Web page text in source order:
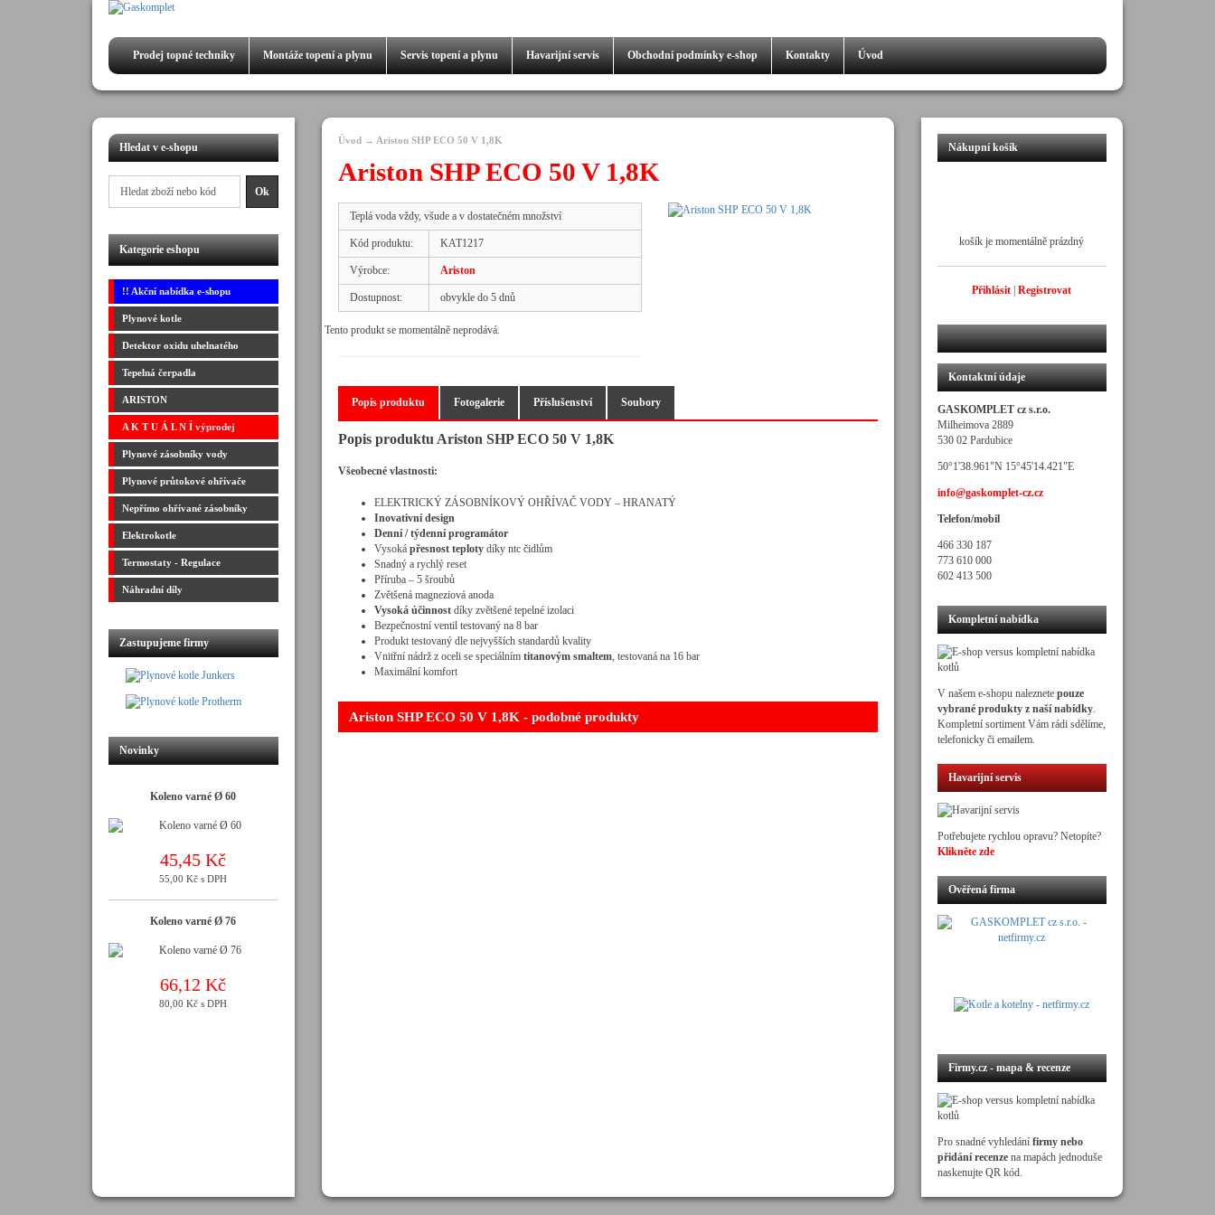
košík je momentálně prázdný
Přihlásit |Registrovat
Prodej topné techniky Montáže topení a plynu Servis topení a plynu Havarijní servis Obchodní podmínky e-shop Kontakty Úvod
Hledat v e-shopu
Kategorie eshopu
!! Akční nabídka e-shopu
Plynové kotle
Detektor oxidu uhelnatého
Tepelná čerpadla
ARISTON
A K T U Á L N Í výprodej
Plynové zásobníky vody
Plynové průtokové ohřívače
Nepřímo ohřívané zásobníky
Elektrokotle
Termostaty - Regulace
Náhradní díly
Zastupujeme firmy
Novinky
Koleno varné Ø 60
45,45 Kč
55,00 Kč s DPH
Koleno varné Ø 76
66,12 Kč
80,00 Kč s DPH
Úvod→ Ariston SHP ECO 50 V 1,8K
Ariston SHP ECO 50 V 1,8K
Teplá voda vždy, všude a v dostatečném množství
Kód produktu: KAT1217
Výrobce: Ariston
Dostupnost: obvykle do 5 dnů
Tento produkt se momentálně neprodává.
Popis produktu Fotogalerie Příslušenství Soubory
Popis produktu Ariston SHP ECO 50 V 1,8K
Všeobecné vlastnosti:
ELEKTRICKÝ ZÁSOBNÍKOVÝ OHŘÍVAČ VODY – HRANATÝ
Inovativní design
Denní / týdenní programátor
Vysoká přesnost teplotydíky ntc čidlům
Snadný a rychlý reset
Příruba – 5 šroubů
Zvětšená magneziová anoda
Vysoká účinnostdíky zvětšené tepelné izolaci
Bezpečnostní ventil testovaný na 8 bar
Produkt testovaný dle nejvyšších standardů kvality
Vnitřní nádrž z oceli se speciálním titanovým smaltem, testovaná na 16 bar
Maximální komfort
Ariston SHP ECO 50 V 1,8K - podobné produkty
Nákupní košík
Kontaktní údaje
GASKOMPLET cz s.r.o.
Milheimova 2889
530 02 Pardubice
50°1'38.961"N 15°45'14.421"E
info@gaskomplet-cz.cz
Telefon/mobil
466 330 187
773 610 000
602 413 500
Kompletní nabídka
V našem e-shopu naleznete pouze
vybrané produkty z naší nabídky.
Kompletní sortiment Vám rádi sdělíme,
telefonicky či emailem.
Havarijní servis
Potřebujete rychlou opravu? Netopíte?
Klikněte zde
Ověřená firma
Firmy.cz - mapa & recenze
Pro snadné vyhledání firmy nebo
přidání recenzena mapách jednoduše
naskenujte QR kód.